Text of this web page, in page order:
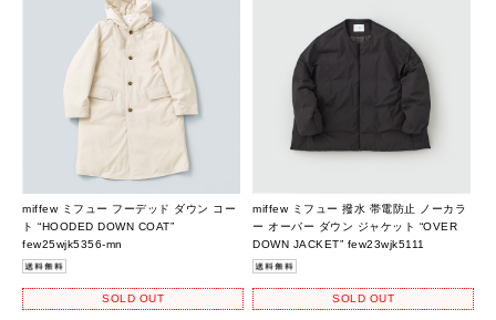
miffew ミフュー フーデッド ダウン コー
ト “HOODED DOWN COAT”
few25wjk5356-mn
SOLD OUT
miffew ミフュー 撥水 帯電防止 ノーカラ
ー オーバー ダウン ジャケット “OVER
DOWN JACKET” few23wjk5111
SOLD OUT